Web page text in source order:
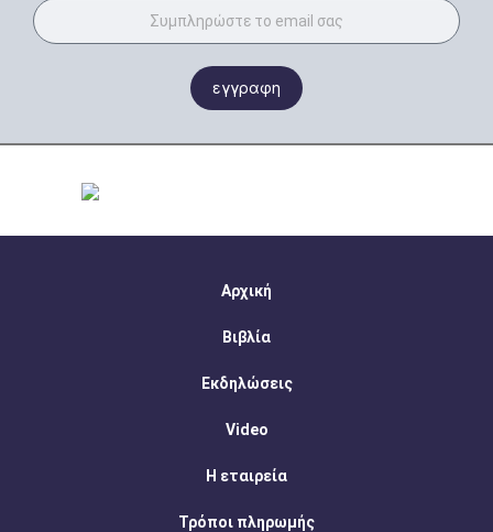
εγγραφη
Αρχική
Βιβλία
Εκδηλώσεις
Video
Η εταιρεία
Τρόποι πληρωμής